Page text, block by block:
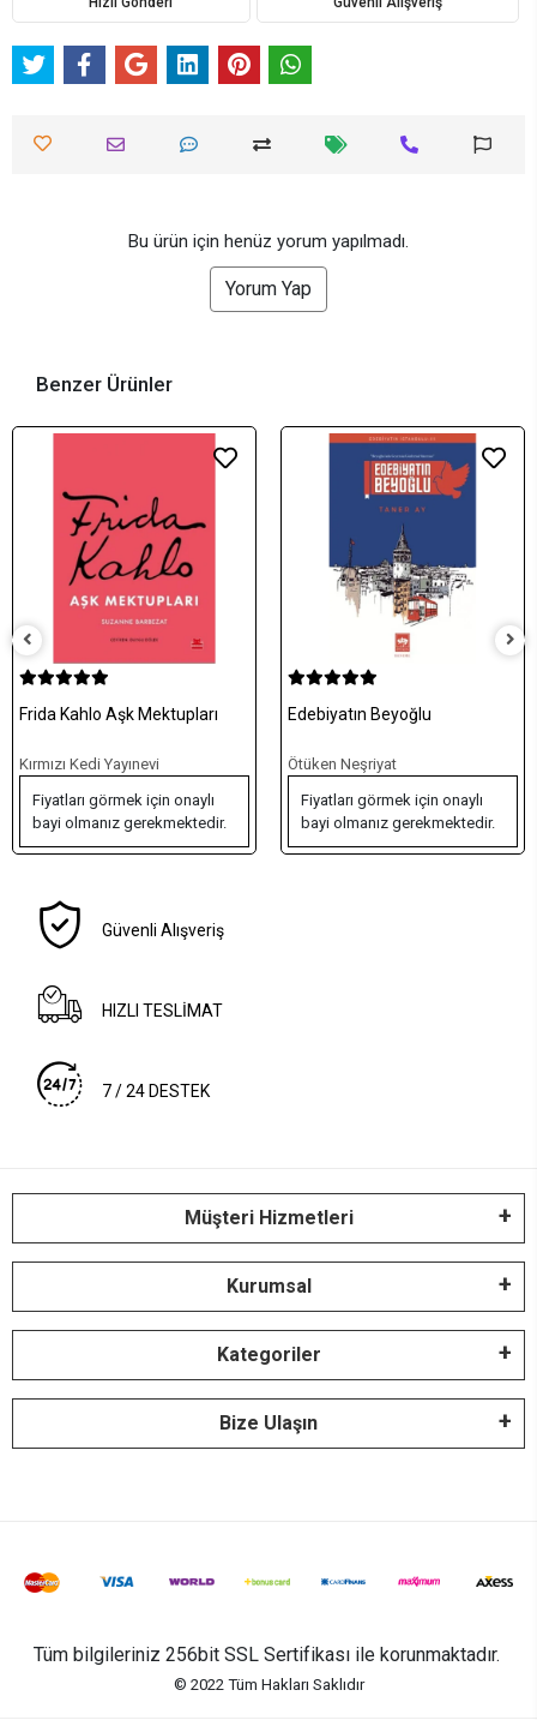
Bu ürün için henüz yorum yapılmadı.
Yorum Yap
Benzer Ürünler
Edebiyatın Beyoğlu
Ötüken Neşriyat
Fiyatları görmek için onaylı
bayi olmanız gerekmektedir.
Kalbin Yol Defteri - Hata,
İnkılab Yayınları
Fiyatları görmek için onaylı
bayi olmanız gerekmektedir.
Güvenli Alışveriş
HIZLI TESLİMAT
7 / 24 DESTEK
Müşteri Hizmetleri
Kurumsal
Kategoriler
Bize Ulaşın
Tüm bilgileriniz 256bit SSL Sertifikası ile korunmaktadır.
© 2022 Tüm Hakları Saklıdır